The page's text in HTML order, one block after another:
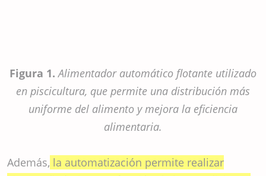
Figura 1. Alimentador automático flotante utilizado
en piscicultura, que permite una distribución más
uniforme del alimento y mejora la eficiencia
alimentaria.
Además, la automatización permite realizar